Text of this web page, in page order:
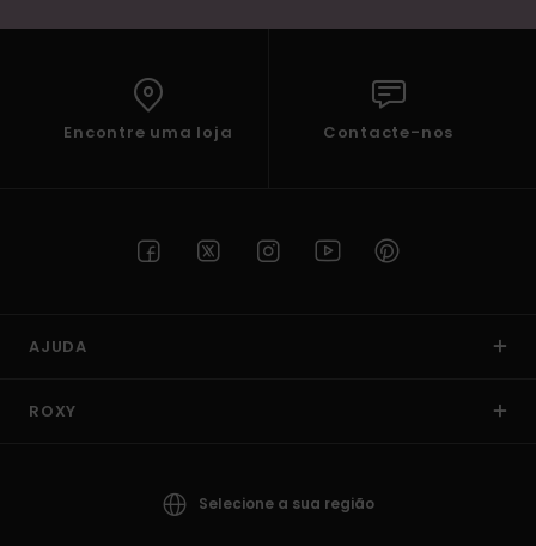
Encontre uma loja Contacte-nos
AJUDA
ROXY
Selecione a sua região